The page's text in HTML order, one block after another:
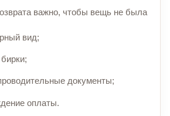
важно, чтобы вещь не была
вид;
документы;
оплаты.